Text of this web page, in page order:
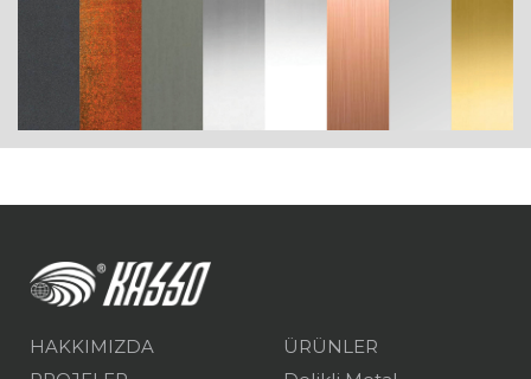
HAKKIMIZDA
ÜRÜNLER